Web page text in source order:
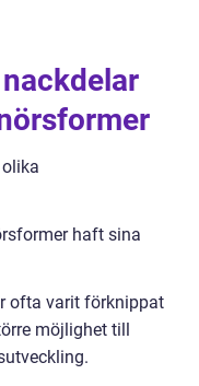
haft sina
ofta varit förknippat
möjlighet till